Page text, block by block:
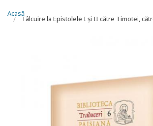
Eşti aici
Acasă
Tâlcuire la Epistolele I și II către Timotei,